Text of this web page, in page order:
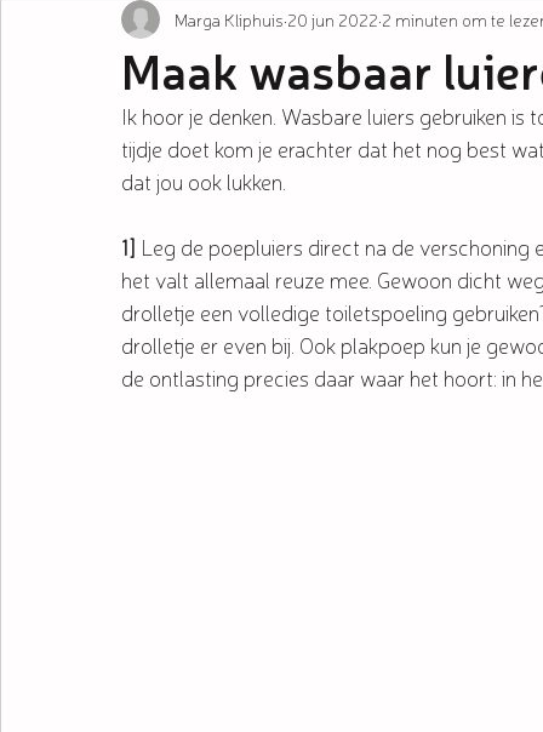
Maak wasbaar
Marga Kliphuis 20 jun 2022 2 minuten om te
Ik hoor je denken. Wasbare luiers gebruiken
tijdje doet kom je erachter dat het nog best
dat jou ook lukken.
1] Leg de poepluiers direct na de verschoning
het valt allemaal reuze mee. Gewoon dicht
drolletje een volledige toiletspoeling
drolletje er even bij. Ook plakpoep kun je
de ontlasting precies daar waar het hoort: in